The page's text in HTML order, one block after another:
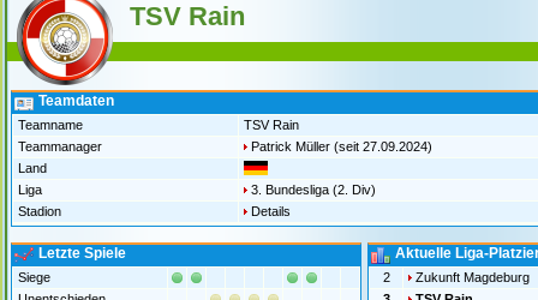
TSV Rain
Teamdaten
Teamname
TSV Rain
Teammanager
Patrick Müller (seit 27.09.2024)
Land
Liga
3. Bundesliga (2. Div)
Stadion
Details
Letzte Spiele
Siege
Aktuelle Liga-
2
Zukunft Magdeburg